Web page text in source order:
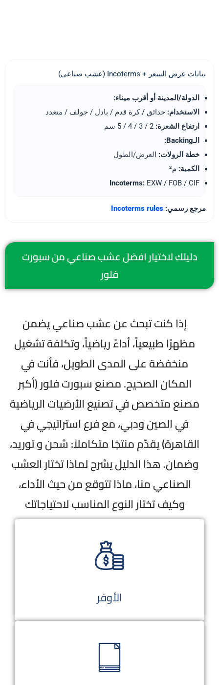
بيانات عرض السعر + Incoterms (عشب صناعي)
الدولة/المدينة أو أقرب ميناء:
الاستخدام: حدائق / كرة قدم / بادل / جولف / متعدد
ارتفاع الشعرة:
الـBacking:
خطة الرولات: العرض/الطول
الكمية: م²
Incoterms: EXW / FOB / CIF
مرجع رسمي: Incoterms rules
دليلك لاختيار افضل عشب صناعي من سبورت
فلور
إذا كنت تبحث عن عشب صناعي يضمن
مظهرًا طبيعياً، أداءً رياضياً، وتكلفة تشغيل
منخفضة على المدى الطويل، فأنت في
المكان الصحيح. مصنع سبورت فلور (أكبر
مصنع متخصص في تصنيع الأرضيات الرياضية
في الصين ودبي، مع فرع استراتيجي في
القاهرة) يقدّم منتجًا متكاملاً: شحن و توريد،
وضمان. هذا الدليل يشرح لماذا تختار العشب
الصناعي منا، ماذا تتوقع من حيث الأداء،
وكيف تختار النوع المناسب لاحتياجاتك
الأوفر